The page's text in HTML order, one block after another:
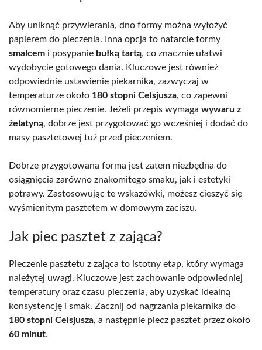
Aby uniknąć przywierania, dno formy można wyłożyć
papierem do pieczenia. Inna opcja to natarcie formy
smalcem i posypanie bułką tartą, co znacznie ułatwi
wydobycie gotowego dania. Kluczowe jest również
odpowiednie ustawienie piekarnika, zazwyczaj w
temperaturze około 180 stopni Celsjusza, co zapewni
równomierne pieczenie. Jeżeli przepis wymaga wywaru z
żelatyną, dobrze jest przygotować go wcześniej i dodać do
masy pasztetowej tuż przed pieczeniem.
Dobrze przygotowana forma jest zatem niezbędna do
osiągnięcia zarówno znakomitego smaku, jak i estetyki
potrawy. Zastosowując te wskazówki, możesz cieszyć się
wyśmienitym pasztetem w domowym zaciszu.
Jak piec pasztet z zająca?
Pieczenie pasztetu z zająca to istotny etap, który wymaga
należytej uwagi. Kluczowe jest zachowanie odpowiedniej
temperatury oraz czasu pieczenia, aby uzyskać idealną
konsystencję i smak. Zacznij od nagrzania piekarnika do
180 stopni Celsjusza, a następnie piecz pasztet przez około
60 minut.